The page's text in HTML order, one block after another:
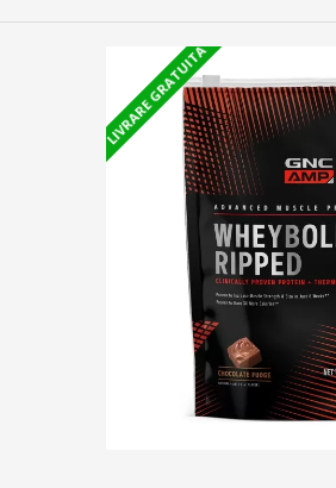
LIVRARE GRATUITA